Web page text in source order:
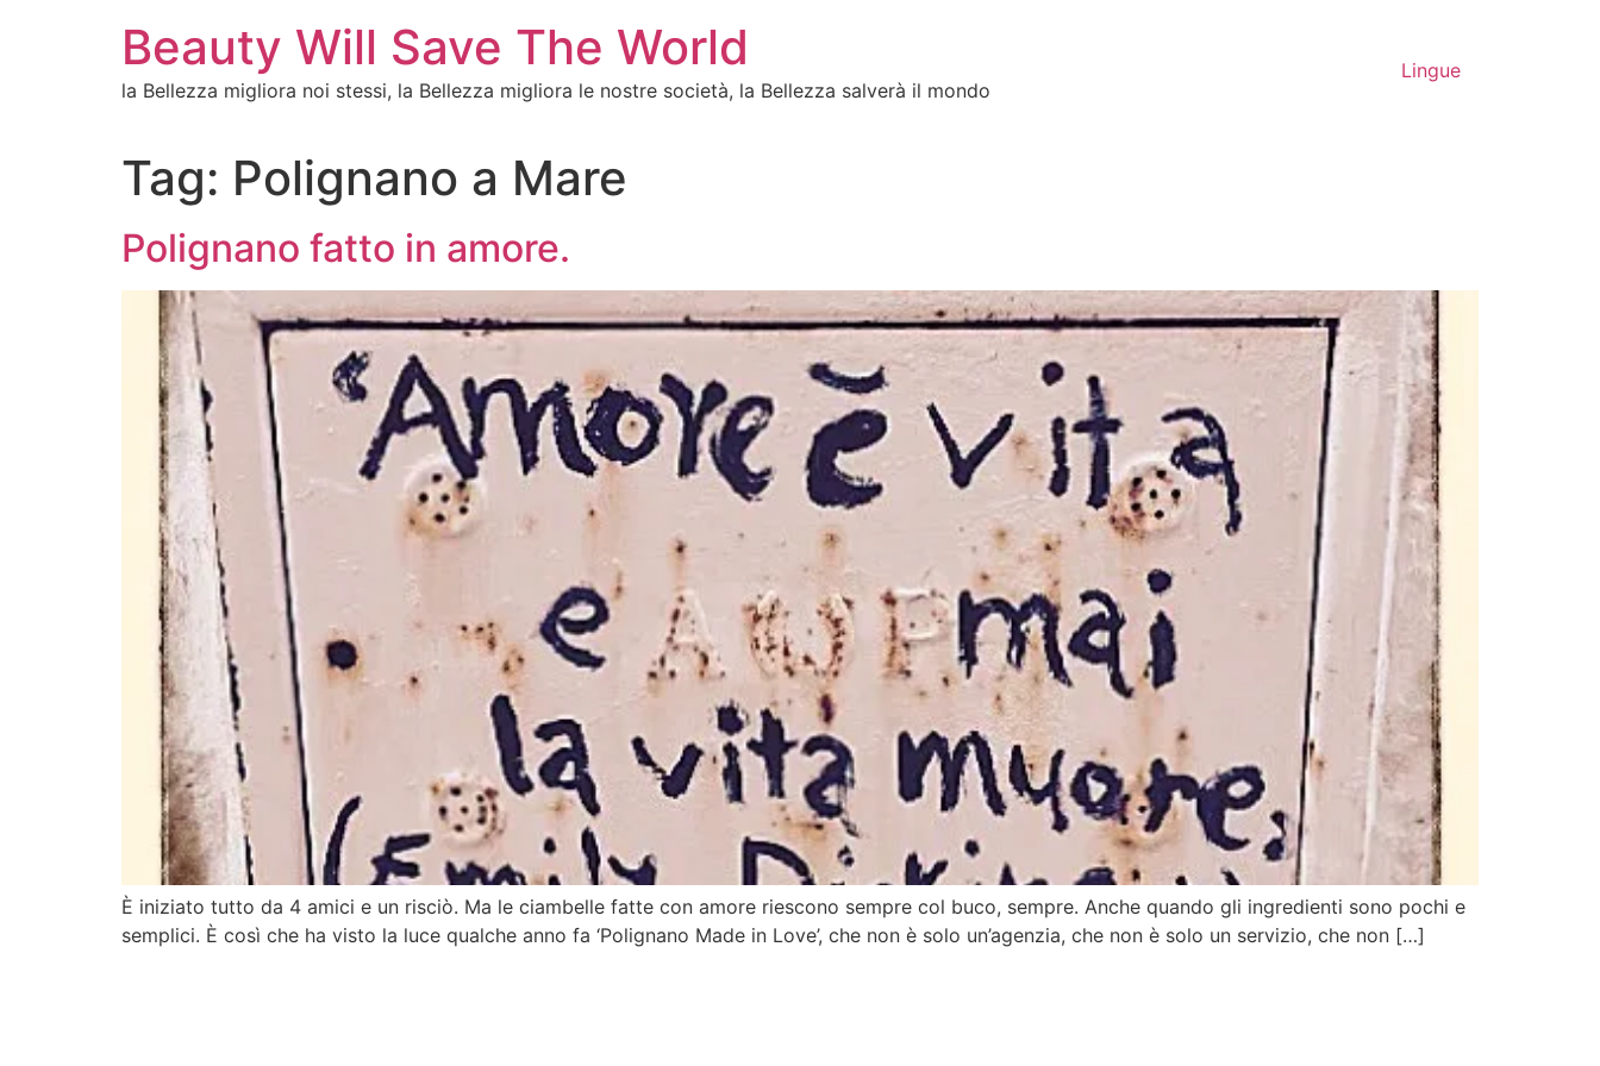
Beauty Will Save The World
la Bellezza migliora noi stessi, la Bellezza migliora le nostre società, la Bellezza salverà il mondo
Lingue
Tag: Polignano a Mare
Polignano fatto in amore.
È iniziato tutto da 4 amici e un risciò. Ma le ciambelle fatte con amore riescono sempre col buco, sempre. Anche quando gli ingredienti sono pochi e
semplici. È così che ha visto la luce qualche anno fa ‘Polignano Made in Love’, che non è solo un’agenzia, che non è solo un servizio, che non […]